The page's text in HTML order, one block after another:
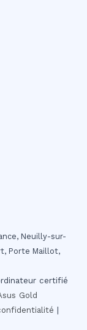
Neuilly-sur-
Porte Maillot,
certifié
Gold